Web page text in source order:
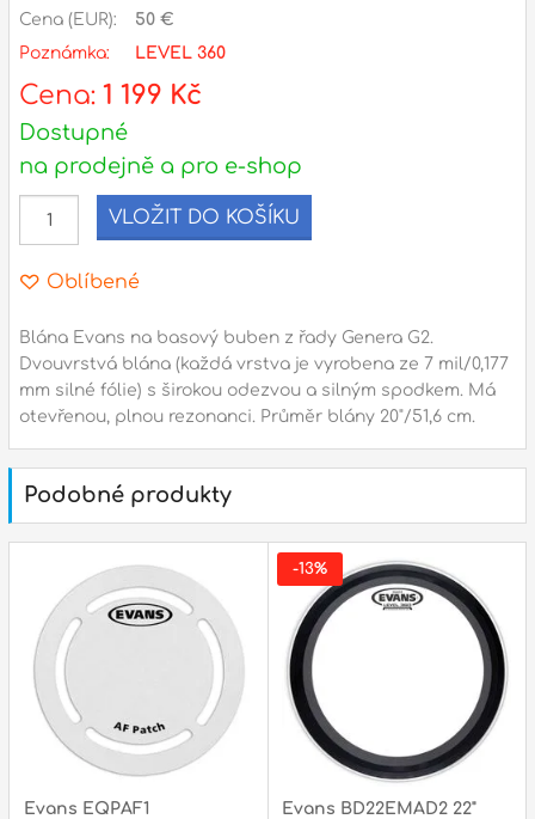
Adresa
Seifertova 69,
Praha 3 - 130 00 ( mapa)
gsm.: +420 777 888 408
gsm.: +420 777 888 088
tel.: +420 222 782 732
Otevírací doba
pondělí – pátek :10:00 – 18:00
sobota :ZAVŘENO
státní svátky :ZAVŘENO
Cena (EUR):
50 €
Poznámka:
LEVEL 360
Cena: 1 199 Kč
Dostupné
na prodejně a pro e-shop
VLOŽIT DO KOŠÍKU
Oblíbené
Blána Evans na basový buben z řady Genera G2.
Dvouvrstvá blána (každá vrstva je vyrobena ze 7 mil/0,177
mm silné fólie) s širokou odezvou a silným spodkem. Má
otevřenou, plnou rezonanci. Průměr blány 20"/51,6 cm.
Podobné produkty
Evans EQPAF1
Evans BD22EMAD2 22"
-13%